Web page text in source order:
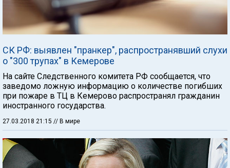
СК РФ: выявлен "пранкер", распространявший слухи
о "300 трупах" в Кемерове
На сайте Следственного комитета РФ сообщается, что
заведомо ложную информацию о количестве погибших
при пожаре в ТЦ в Кемерово распространял гражданин
иностранного государства.
27.03.2018 21:15 // В мире